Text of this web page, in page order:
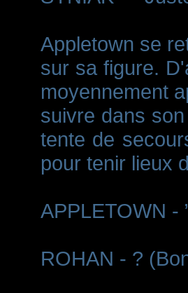
Appletown se
sur sa figure.
moyennement
suivre dans
tente de
pour tenir lieux
APPLETOWN -
ROHAN - ?